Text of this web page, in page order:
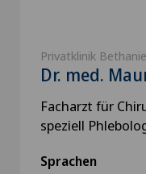
Privatklinik
Dr. med.
Facharzt für
speziell
Sprachen